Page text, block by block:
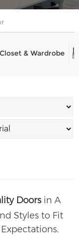
& Wardrobe
Doorsin A
Styles to Fit